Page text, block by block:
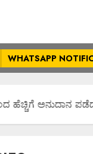
WHATSAPP
ಹೆಚ್ಚಿಗೆ ಅನುದಾನ ಪಡೆದ